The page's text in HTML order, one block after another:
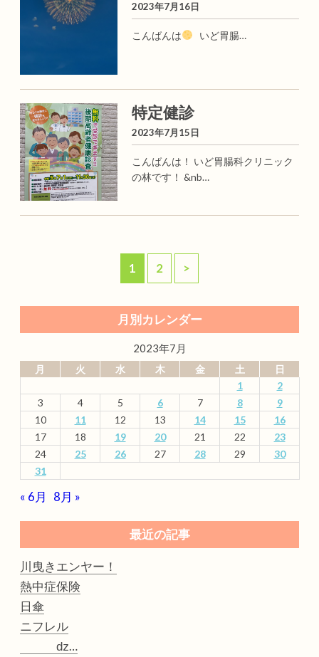
2023年7月16日
こんばんは いど胃腸…
特定健診
2023年7月15日
こんばんは！ いど胃腸科クリニック
の林です！ &nb…
1 2 >
月別カレンダー
2023年7月
月 火 水 木 金 土
日
1
2
3
4 5 6 7 8
9
10
11 12 13 14 15
16
17
18 19 20 21 22
23
24
25 26 27 28 29
30
31
« 6月 8月 »
最近の記事
川曳きエンヤー！
熱中症保険
日傘
ニフレル
ǳ…